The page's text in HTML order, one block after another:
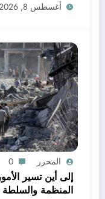
أغسطس 8, 2026
المحرر 0
إلى أين تسير
المنظمة